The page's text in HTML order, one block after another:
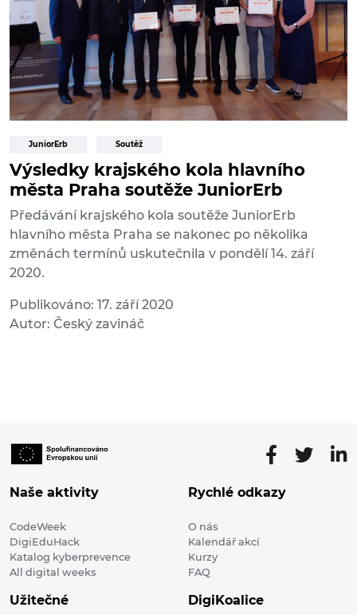
JuniorErb Soutěž
Výsledky krajského kola hlavního
města Praha soutěže JuniorErb
Předávání krajského kola soutěže JuniorErb
hlavního města Praha se nakonec po několika
změnách termínů uskutečnila v pondělí 14. září
2020.
Publikováno: 17. září 2020
Autor: Český zavináč
Naše aktivity
CodeWeek
DigiEduHack
Katalog kyberprevence
All digital weeks
Rychlé odkazy
O nás
Kalendář akcí
Kurzy
FAQ
Užitečné DigiKoalice